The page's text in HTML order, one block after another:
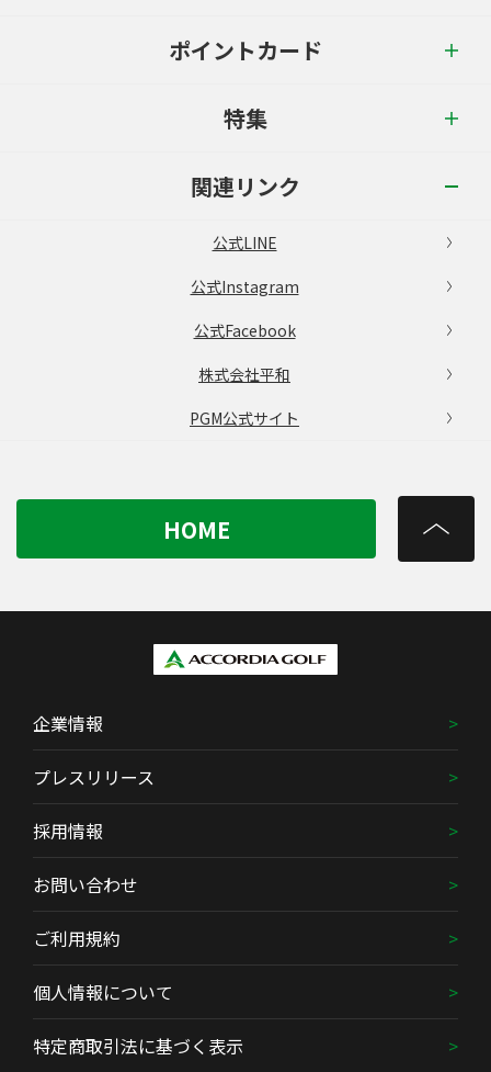
ポイントカード
特集
関連リンク
公式LINE
公式Instagram
公式Facebook
株式会社平和
PGM公式サイト
HOME
企業情報
プレスリリース
採用情報
お問い合わせ
ご利用規約
個人情報について
特定商取引法に基づく表示